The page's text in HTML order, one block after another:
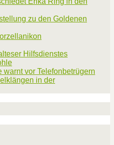
zu den Goldenen
Hilfsdienstes
vor Telefonbetrügern
in der